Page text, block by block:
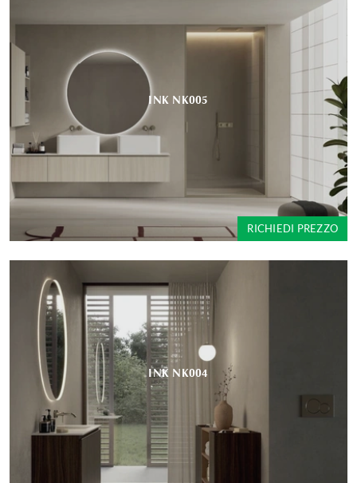
INK NK005
RICHIEDI PREZZO
INK NK004